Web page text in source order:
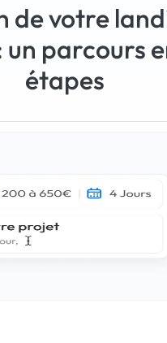
de votre
un parcours
étapes